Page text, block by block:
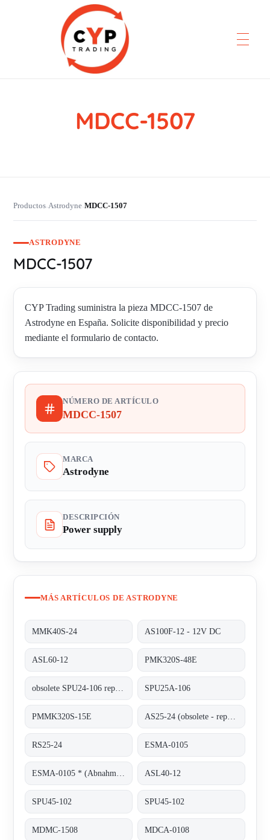
CYP Trading
MDCC-1507
Productos›Astrodyne›MDCC-1507
ASTRODYNE
MDCC-1507
CYP Trading suministra la pieza MDCC-1507 de
Astrodyne en España. Solicite disponibilidad y precio
mediante el formulario de contacto.
NÚMERO DE ARTÍCULO
MDCC-1507
MARCA
Astrodyne
DESCRIPCIÓN
Power supply
MÁS ARTÍCULOS DE ASTRODYNE
MMK40S-24 AS100F-12 - 12V DC
ASL60-12 PMK320S-48E
SPU25A-106
PMMK320S-15E
RS25-24 ESMA-0105
ASL40-12
SPU45-102 SPU45-102
MDMC-1508 MDCA-0108